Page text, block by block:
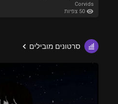
Corvids
סרטונים מובילים